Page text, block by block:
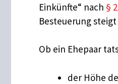
Einkünfte“ nach §
Besteuerung
Ob ein Ehepaar
der Höhe